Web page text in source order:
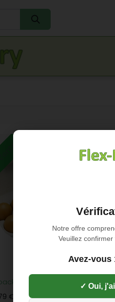
of 6 bio eggs (2x6) PROMO
€
Notre offre
Veuillez
Avez-vous
✓ Oui,